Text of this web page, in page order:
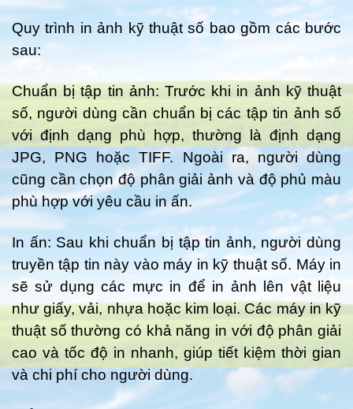
Quy trình in ảnh kỹ thuật số bao gồm các bước
sau:
Chuẩn bị tập tin ảnh: Trước khi in ảnh kỹ thuật
số, người dùng cần chuẩn bị các tập tin ảnh số
với định dạng phù hợp, thường là định dạng
JPG, PNG hoặc TIFF. Ngoài ra, người dùng
cũng cần chọn độ phân giải ảnh và độ phủ màu
phù hợp với yêu cầu in ấn.
In ấn: Sau khi chuẩn bị tập tin ảnh, người dùng
truyền tập tin này vào máy in kỹ thuật số. Máy in
sẽ sử dụng các mực in để in ảnh lên vật liệu
như giấy, vải, nhựa hoặc kim loại. Các máy in kỹ
thuật số thường có khả năng in với độ phân giải
cao và tốc độ in nhanh, giúp tiết kiệm thời gian
và chi phí cho người dùng.